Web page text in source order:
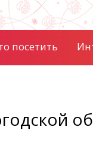
посетить